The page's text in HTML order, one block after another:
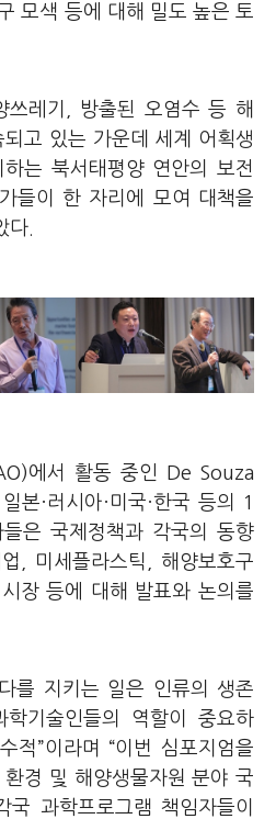
모색 등에 대해 밀도 높은 토
쓰레기, 방출된 오염수 등 해
고 있는 가운데 세계 어획생
는 북서태평양 연안의 보전
들이 한 자리에 모여 대책을
다.
에서 활동 중인 De Souza
본·러시아·미국·한국 등의 1
은 국제정책과 각국의 동향
, 미세플라스틱, 해양보호구
장 등에 대해 발표와 논의를
를 지키는 일은 인류의 생존
기술인들의 역할이 중요하
적”이라며 “이번 심포지엄을
경 및 해양생물자원 분야 국
국 과학프로그램 책임자들이